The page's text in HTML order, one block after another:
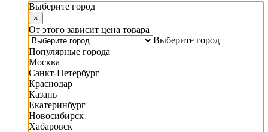
Выберите город
×
От этого зависит цена товара
Выберите город
Популярные города
Москва
Санкт-Петербург
Краснодар
Казань
Екатеринбург
Новосибирск
Хабаровск